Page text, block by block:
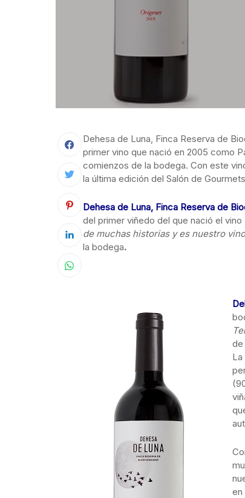
Dehesa de Luna, Finca Reserva de
primer vino que nació en 2005 como
comienzos de la bodega. Con este
la última edición del Salón de
Dehesa de Luna, Finca Reserva de
del primer viñedo del que nació el
de muchas historias y es nuestro
la bodega.
de
La
en